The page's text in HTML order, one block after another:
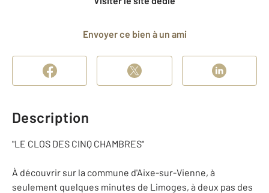
Envoyer ce bien à un ami
Description
"LE CLOS DES CINQ CHAMBRES"
À découvrir sur la commune d'Aixe-sur-Vienne, à
seulement quelques minutes de Limoges, à deux pas des